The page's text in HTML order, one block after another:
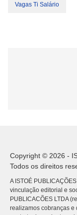
Vagas Ti Salário
Copyright © 2026 -
Todos os direitos
A ISTOÉ
vinculação editorial e
PUBLICACÕES LTDA
realizamos cobranças e